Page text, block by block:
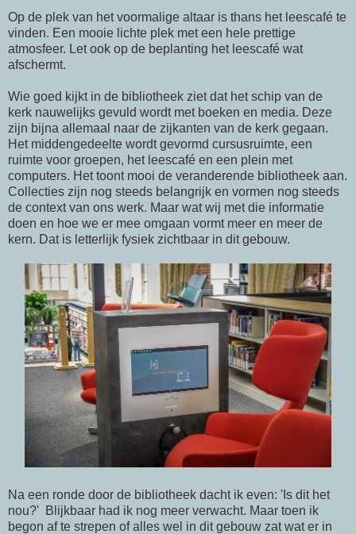
Op de plek van het voormalige altaar is thans het leescafé te
vinden. Een mooie lichte plek met een hele prettige
atmosfeer. Let ook op de beplanting het leescafé wat
afschermt.
Wie goed kijkt in de bibliotheek ziet dat het schip van de
kerk nauwelijks gevuld wordt met boeken en media. Deze
zijn bijna allemaal naar de zijkanten van de kerk gegaan.
Het middengedeelte wordt gevormd cursusruimte, een
ruimte voor groepen, het leescafé en een plein met
computers. Het toont mooi de veranderende bibliotheek aan.
Collecties zijn nog steeds belangrijk en vormen nog steeds
de context van ons werk. Maar wat wij met die informatie
doen en hoe we er mee omgaan vormt meer en meer de
kern. Dat is letterlijk fysiek zichtbaar in dit gebouw.
Na een ronde door de bibliotheek dacht ik even: 'Is dit het
nou?' Blijkbaar had ik nog meer verwacht. Maar toen ik
begon af te strepen of alles wel in dit gebouw zat wat er in